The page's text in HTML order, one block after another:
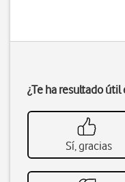
¿Te ha resultado
Sí, gracias